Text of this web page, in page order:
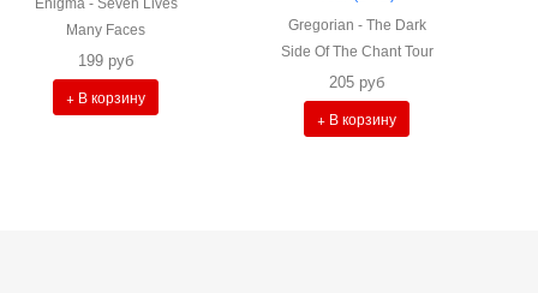
Enigma - Seven Lives
Many Faces
199 руб
+ В корзину
Gregorian - The Dark
Side Of The Chant Tour
205 руб
+ В корзину